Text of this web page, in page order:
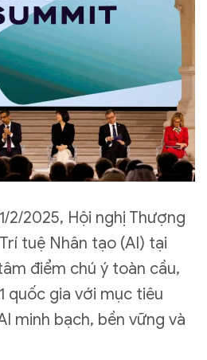
2/2025, Hội nghị Thượng
tuệ Nhân tạo (AI) tại
điểm chú ý toàn cầu,
quốc gia với mục tiêu
minh bạch, bền vững và